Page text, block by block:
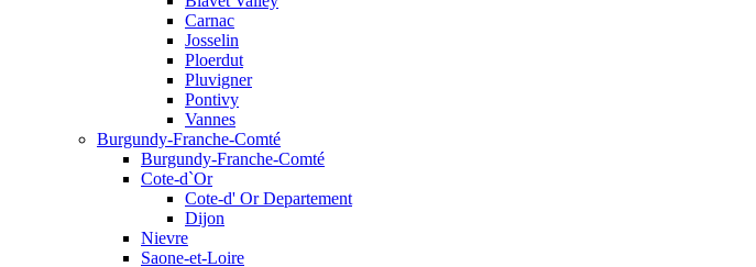
Carnac
Josselin
Ploerdut
Pluvigner
Pontivy
Vannes
Burgundy-Franche-Comté
Burgundy-Franche-Comté
Cote-d`Or
Cote-d' Or Departement
Dijon
Nievre
Saone-et-Loire